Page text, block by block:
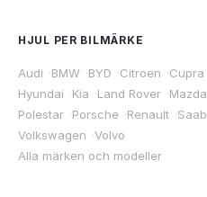
HJUL PER BILMÄRKE
Audi ·BMW ·BYD ·Citroen ·Cupra
Hyundai ·Kia ·Land Rover ·Mazda
Polestar ·Porsche ·Renault ·Saab
Volkswagen ·Volvo
Alla märken och modeller